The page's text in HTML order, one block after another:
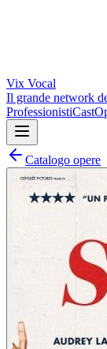
Vix Vocal
Il grande network
ProfessionistiCast
Catalogo opere